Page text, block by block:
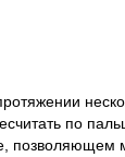
по
позволяющем